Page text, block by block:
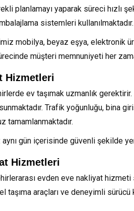
planlamayı yaparak süreci hızlı
sistemleri kullanılmaktadır.
mobilya, beyaz eşya, elektronik
müşteri memnuniyeti her
Hizmetleri
ev taşımak uzmanlık
Trafik yoğunluğu, bina
tamamlanmaktadır.
gün içerisinde güvenli şekilde
Hizmetleri
evden eve nakliyat
taşıma araçları ve deneyimli